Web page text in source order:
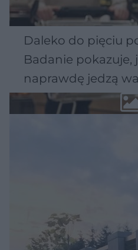
Daleko do pięciu
Badanie pokazuje,
naprawdę jedzą